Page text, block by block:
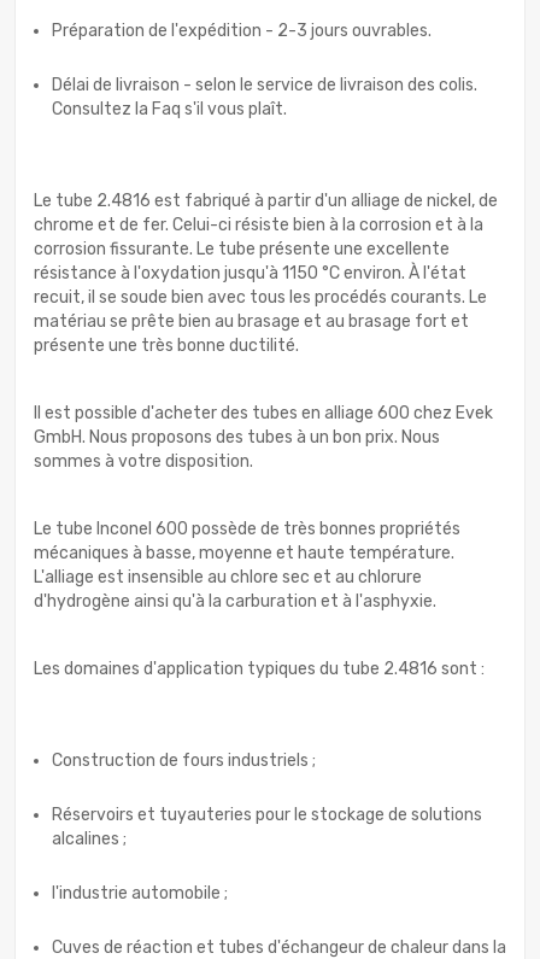
Préparation de l'expédition - 2-3 jours ouvrables.
Délai de livraison - selon le service de livraison des colis.
Consultez la Faq s'il vous plaît.
Le tube 2.4816 est fabriqué à partir d'un alliage de nickel, de
chrome et de fer. Celui-ci résiste bien à la corrosion et à la
corrosion fissurante. Le tube présente une excellente
résistance à l'oxydation jusqu'à 1150 °C environ. À l'état
recuit, il se soude bien avec tous les procédés courants. Le
matériau se prête bien au brasage et au brasage fort et
présente une très bonne ductilité.
Il est possible d'acheter des tubes en alliage 600 chez Evek
GmbH. Nous proposons des tubes à un bon prix. Nous
sommes à votre disposition.
Le tube Inconel 600 possède de très bonnes propriétés
mécaniques à basse, moyenne et haute température.
L'alliage est insensible au chlore sec et au chlorure
d'hydrogène ainsi qu'à la carburation et à l'asphyxie.
Les domaines d'application typiques du tube 2.4816 sont :
Construction de fours industriels ;
Réservoirs et tuyauteries pour le stockage de solutions
alcalines ;
l'industrie automobile ;
Cuves de réaction et tubes d'échangeur de chaleur dans la